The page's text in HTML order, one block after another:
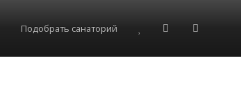
Подобрать санаторий